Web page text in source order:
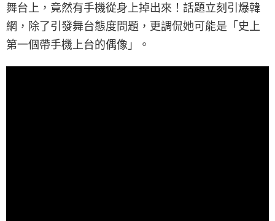
舞台上，竟然有手機從身上掉出來！話題立刻引爆韓
網，除了引發舞台態度問題，更調侃她可能是「史上
第一個帶手機上台的偶像」。